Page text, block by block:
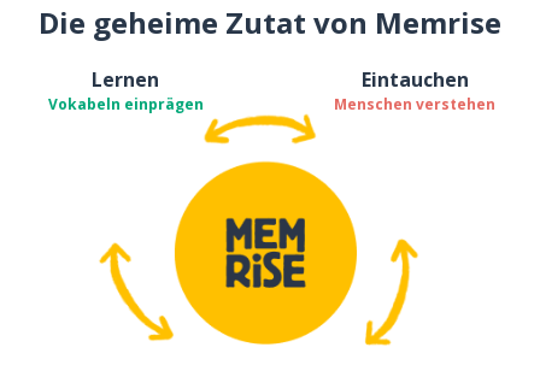
Die geheime Zutat von Memrise
Lernen
Vokabeln einprägen
Eintauchen
Menschen verstehen